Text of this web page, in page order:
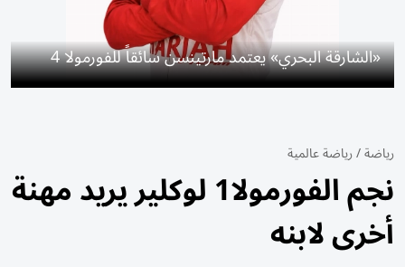
«الشارقة البحري» يعتمد مارتينسن سائقاً للفورمولا 4
رياضة/رياضة عالمية
نجم الفورمولا1 لوكلير يريد مهنة
أخرى لابنه